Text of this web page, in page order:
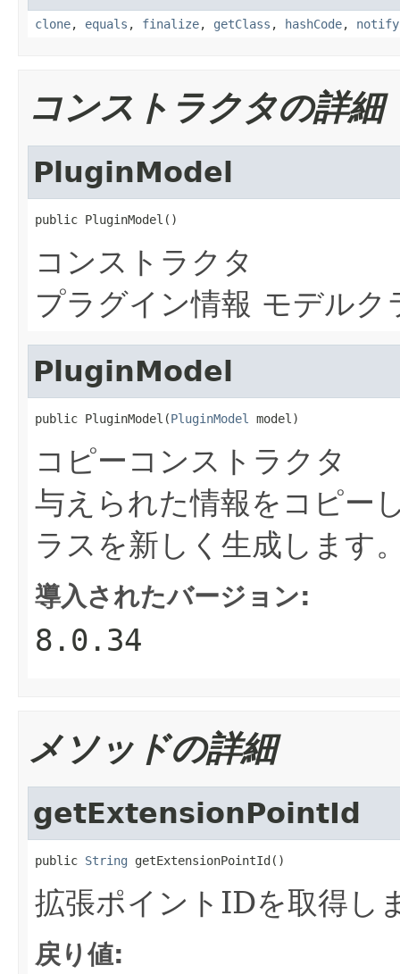
clone, equals , finalize, getClass , hashCode, notify
コンストラクタの詳細
PluginModel
public PluginModel()
コンストラクタ
プラグイン情報 モデル
PluginModel
public PluginModel(PluginModel model)
コピーコンストラクタ
与えられた情報をコピー
ラスを新しく生成します
導入されたバージョン:
8.0.34
メソッドの詳細
getExtensionPointId
public String getExtensionPointId()
拡張ポイントIDを取得し
戻り値: